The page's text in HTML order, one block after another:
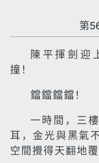
第
陳平揮劍迎
撞！
鐺鐺鐺鐺！
一時間，三
耳，金光與黑氣
空間攪得天翻地覆